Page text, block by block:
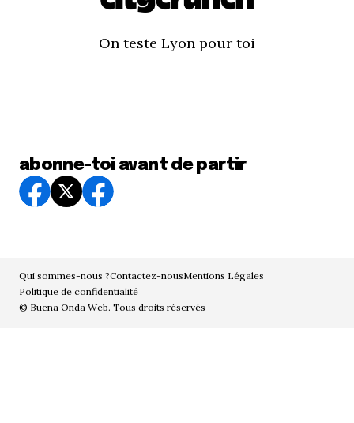
On teste Lyon pour toi
abonne-toi avant de partir
Qui sommes-nous ?Contactez-nousMentions Légales
Politique de confidentialité
© Buena Onda Web. Tous droits réservés